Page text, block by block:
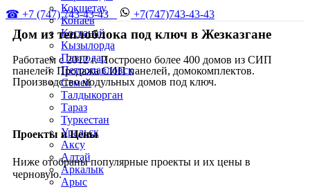
Кокшетау
Конаев
Костанай
Кызылорда
Павлодар
Петропавловск
Семей
Талдыкорган
Тараз
Туркестан
Уральск
Аксу
Алтай
Аркалык
Арыс
☎ +7 (747) 743-43-43 +7(747)743-43-43
Дом из теплоблока под ключ в Жезказгане
Работаем с 2012 г. Построено более 400 домов из СИП
панелей. Продажа СИП панелей, домокомплектов.
Производство модульных домов под ключ.
Проекты и Цены
Ниже отобраны популярные проекты и их цены в
черновую.